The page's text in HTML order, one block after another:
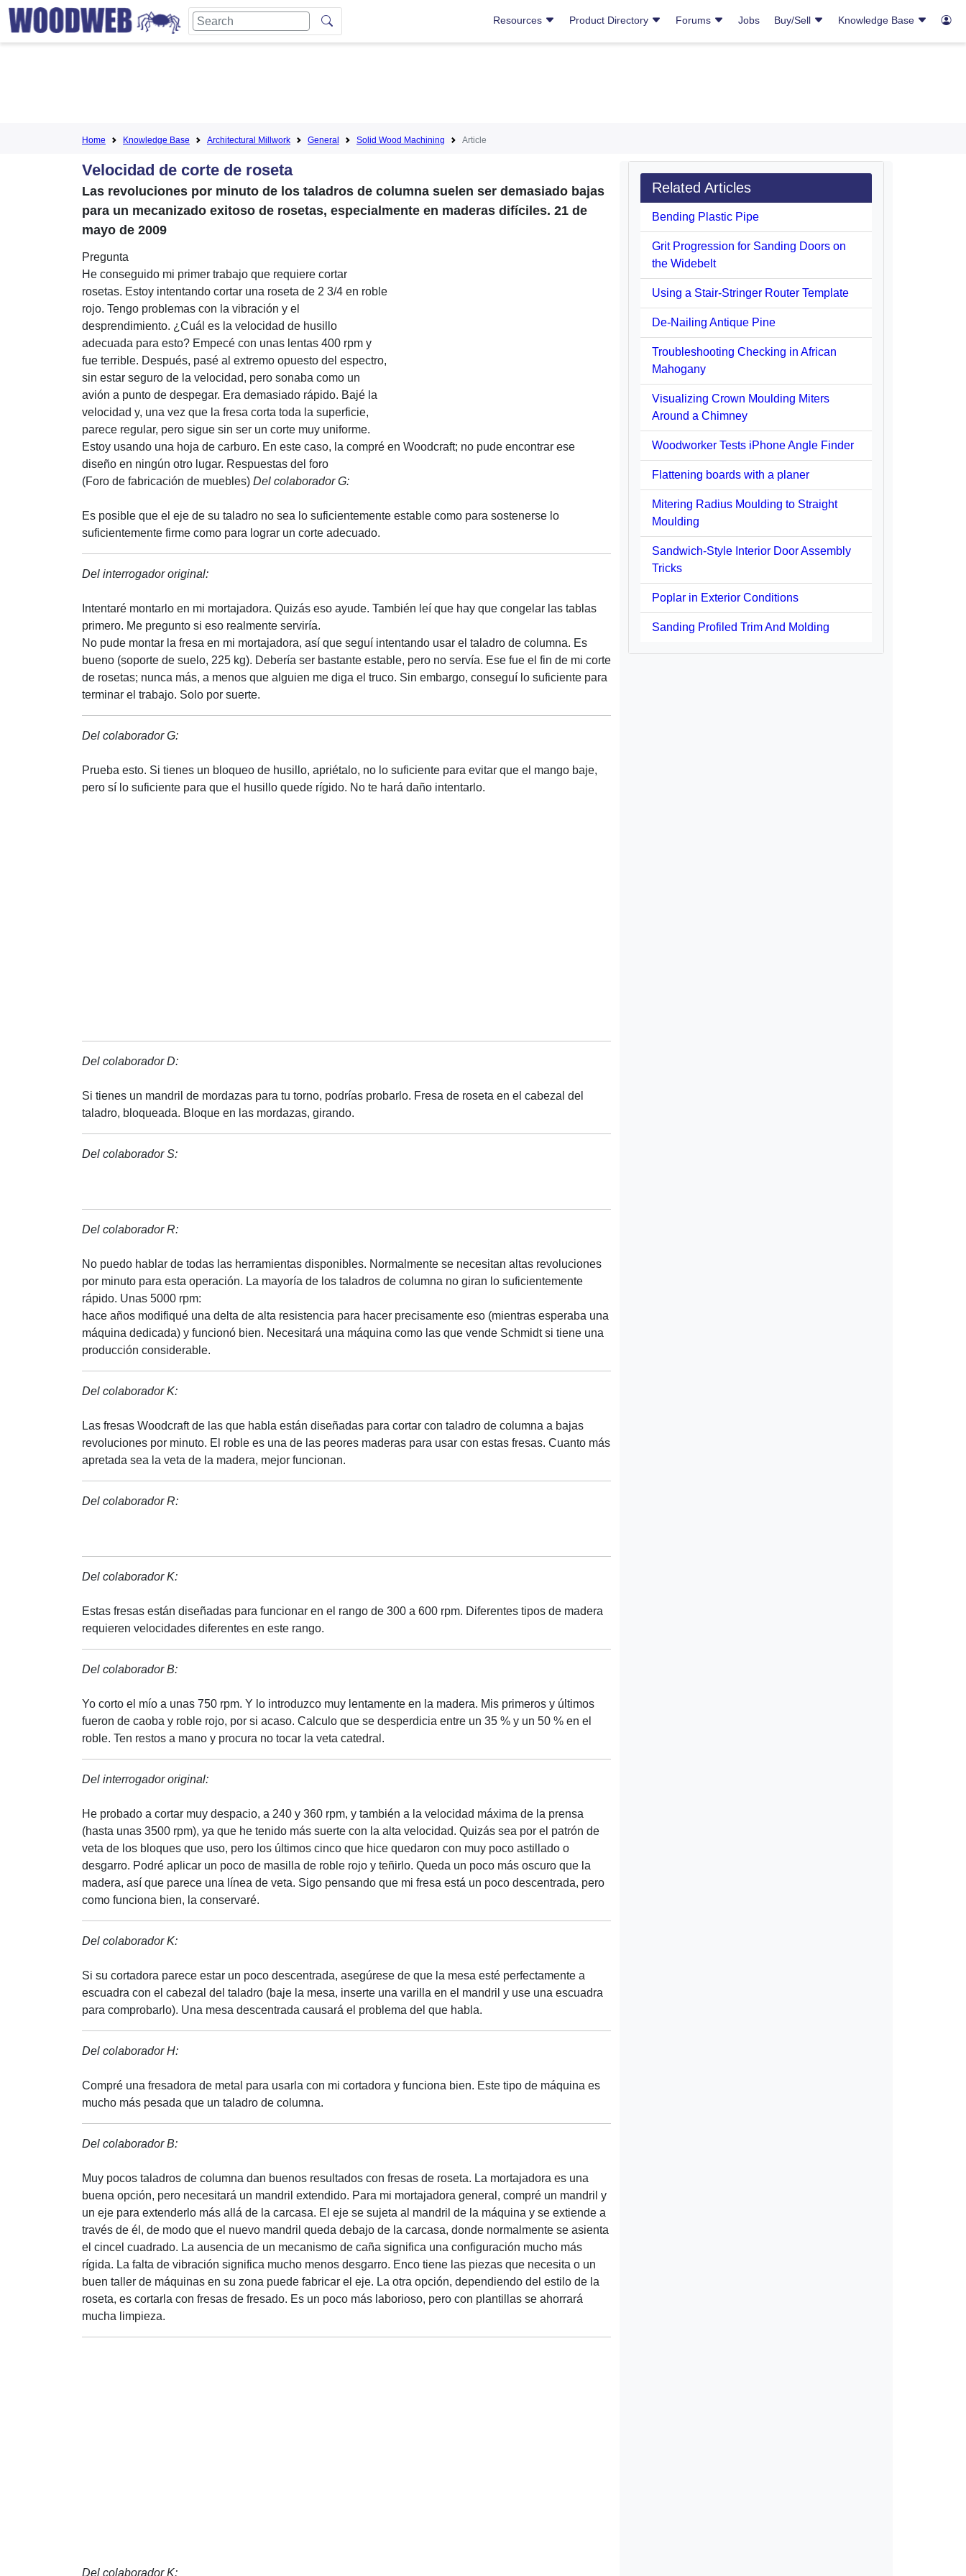
Resources Product Directory Forums Jobs Buy/Sell Knowledge Base
Home Knowledge Base Architectural Millwork General Solid Wood Machining Article
Velocidad de corte de roseta
Las revoluciones por minuto de los taladros de columna suelen ser demasiado bajas
para un mecanizado exitoso de rosetas, especialmente en maderas difíciles. 21 de
mayo de 2009
Pregunta
He conseguido mi primer trabajo que requiere cortar
rosetas. Estoy intentando cortar una roseta de 2 3/4 en roble
rojo. Tengo problemas con la vibración y el
desprendimiento. ¿Cuál es la velocidad de husillo
adecuada para esto? Empecé con unas lentas 400 rpm y
fue terrible. Después, pasé al extremo opuesto del espectro,
sin estar seguro de la velocidad, pero sonaba como un
avión a punto de despegar. Era demasiado rápido. Bajé la
velocidad y, una vez que la fresa corta toda la superficie,
parece regular, pero sigue sin ser un corte muy uniforme.
Estoy usando una hoja de carburo. En este caso, la compré en Woodcraft; no pude encontrar ese
diseño en ningún otro lugar. Respuestas del foro
(Foro de fabricación de muebles) Del colaborador G:
Es posible que el eje de su taladro no sea lo suficientemente estable como para sostenerse lo
suficientemente firme como para lograr un corte adecuado.
Del interrogador original:
Intentaré montarlo en mi mortajadora. Quizás eso ayude. También leí que hay que congelar las tablas
primero. Me pregunto si eso realmente serviría.
No pude montar la fresa en mi mortajadora, así que seguí intentando usar el taladro de columna. Es
bueno (soporte de suelo, 225 kg). Debería ser bastante estable, pero no servía. Ese fue el fin de mi corte
de rosetas; nunca más, a menos que alguien me diga el truco. Sin embargo, conseguí lo suficiente para
terminar el trabajo. Solo por suerte.
Del colaborador G:
Prueba esto. Si tienes un bloqueo de husillo, apriétalo, no lo suficiente para evitar que el mango baje,
pero sí lo suficiente para que el husillo quede rígido. No te hará daño intentarlo.
Del colaborador D:
Si tienes un mandril de mordazas para tu torno, podrías probarlo. Fresa de roseta en el cabezal del
taladro, bloqueada. Bloque en las mordazas, girando.
Del colaborador S:
Del colaborador R:
No puedo hablar de todas las herramientas disponibles. Normalmente se necesitan altas revoluciones
por minuto para esta operación. La mayoría de los taladros de columna no giran lo suficientemente
rápido. Unas 5000 rpm:
hace años modifiqué una delta de alta resistencia para hacer precisamente eso (mientras esperaba una
máquina dedicada) y funcionó bien. Necesitará una máquina como las que vende Schmidt si tiene una
producción considerable.
Del colaborador K:
Las fresas Woodcraft de las que habla están diseñadas para cortar con taladro de columna a bajas
revoluciones por minuto. El roble es una de las peores maderas para usar con estas fresas. Cuanto más
apretada sea la veta de la madera, mejor funcionan.
Del colaborador R:
Del colaborador K:
Estas fresas están diseñadas para funcionar en el rango de 300 a 600 rpm. Diferentes tipos de madera
requieren velocidades diferentes en este rango.
Del colaborador B:
Yo corto el mío a unas 750 rpm. Y lo introduzco muy lentamente en la madera. Mis primeros y últimos
fueron de caoba y roble rojo, por si acaso. Calculo que se desperdicia entre un 35 % y un 50 % en el
roble. Ten restos a mano y procura no tocar la veta catedral.
Del interrogador original:
He probado a cortar muy despacio, a 240 y 360 rpm, y también a la velocidad máxima de la prensa
(hasta unas 3500 rpm), ya que he tenido más suerte con la alta velocidad. Quizás sea por el patrón de
veta de los bloques que uso, pero los últimos cinco que hice quedaron con muy poco astillado o
desgarro. Podré aplicar un poco de masilla de roble rojo y teñirlo. Queda un poco más oscuro que la
madera, así que parece una línea de veta. Sigo pensando que mi fresa está un poco descentrada, pero
como funciona bien, la conservaré.
Del colaborador K:
Si su cortadora parece estar un poco descentrada, asegúrese de que la mesa esté perfectamente a
escuadra con el cabezal del taladro (baje la mesa, inserte una varilla en el mandril y use una escuadra
para comprobarlo). Una mesa descentrada causará el problema del que habla.
Del colaborador H:
Compré una fresadora de metal para usarla con mi cortadora y funciona bien. Este tipo de máquina es
mucho más pesada que un taladro de columna.
Del colaborador B:
Muy pocos taladros de columna dan buenos resultados con fresas de roseta. La mortajadora es una
buena opción, pero necesitará un mandril extendido. Para mi mortajadora general, compré un mandril y
un eje para extenderlo más allá de la carcasa. El eje se sujeta al mandril de la máquina y se extiende a
través de él, de modo que el nuevo mandril queda debajo de la carcasa, donde normalmente se asienta
el cincel cuadrado. La ausencia de un mecanismo de caña significa una configuración mucho más
rígida. La falta de vibración significa mucho menos desgarro. Enco tiene las piezas que necesita o un
buen taller de máquinas en su zona puede fabricar el eje. La otra opción, dependiendo del estilo de la
roseta, es cortarla con fresas de fresado. Es un poco más laborioso, pero con plantillas se ahorrará
mucha limpieza.
Del colaborador K:
Related Articles
Bending Plastic Pipe
Grit Progression for Sanding Doors on
the Widebelt
Using a Stair-Stringer Router Template
De-Nailing Antique Pine
Troubleshooting Checking in African
Mahogany
Visualizing Crown Moulding Miters
Around a Chimney
Woodworker Tests iPhone Angle Finder
Flattening boards with a planer
Mitering Radius Moulding to Straight
Moulding
Sandwich-Style Interior Door Assembly
Tricks
Poplar in Exterior Conditions
Sanding Profiled Trim And Molding